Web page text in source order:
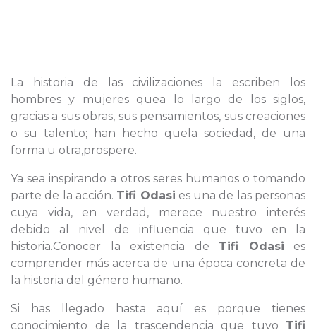
La historia de las civilizaciones la escriben los
hombres y mujeres quea lo largo de los siglos,
gracias a sus obras, sus pensamientos, sus creaciones
o su talento; han hecho quela sociedad, de una
forma u otra,prospere.
Ya sea inspirando a otros seres humanos o tomando
parte de la acción. Tifi Odasi es una de las personas
cuya vida, en verdad, merece nuestro interés
debido al nivel de influencia que tuvo en la
historia.Conocer la existencia de Tifi Odasi es
comprender más acerca de una época concreta de
la historia del género humano.
Si has llegado hasta aquí es porque tienes
conocimiento de la trascendencia que tuvo Tifi